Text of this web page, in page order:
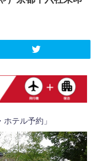
テル予約」